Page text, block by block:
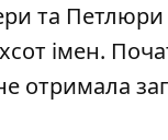
та Петлюри
імен.
отримала